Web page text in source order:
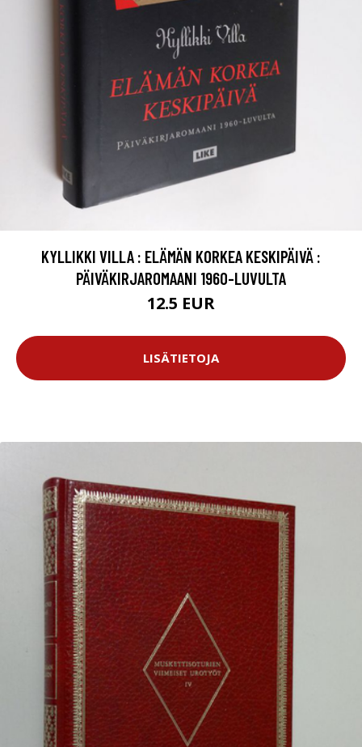
KYLLIKKI VILLA : ELÄMÄN KORKEA KESKIPÄIVÄ :
PÄIVÄKIRJAROMAANI 1960-LUVULTA
12.5 EUR
LISÄTIETOJA